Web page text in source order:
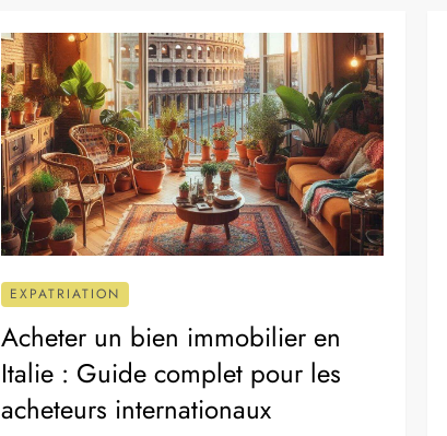
EXPATRIATION
Acheter un bien immobilier en
Italie : Guide complet pour les
acheteurs internationaux